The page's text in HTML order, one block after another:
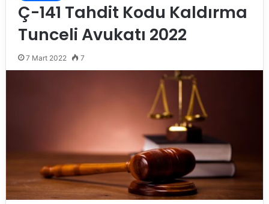
Ç-141 Tahdit Kodu Kaldırma
Tunceli Avukatı 2022
7 Mart 2022 7